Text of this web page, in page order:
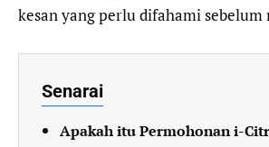
kesan yang perlu difahami sebelum
Senarai
Apakah itu Permohonan i-